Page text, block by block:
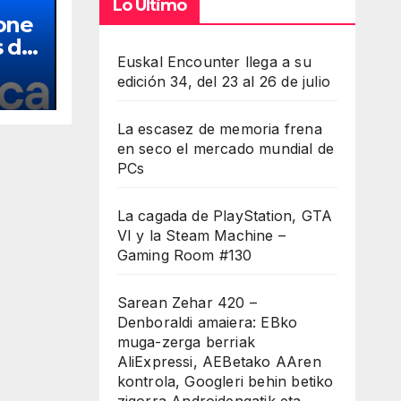
de
Lo Último
Euskal Encounter llega a su
edición 34, del 23 al 26 de julio
La escasez de memoria frena
en seco el mercado mundial de
PCs
La cagada de PlayStation, GTA
VI y la Steam Machine –
Gaming Room #130
Sarean Zehar 420 –
Denboraldi amaiera: EBko
muga-zerga berriak
AliExpressi, AEBetako AAren
kontrola, Googleri behin betiko